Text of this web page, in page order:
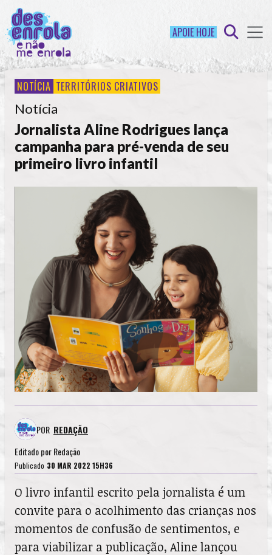
APOIE HOJE
NOTÍCIA TERRITÓRIOS CRIATIVOS
Notícia
Jornalista Aline Rodrigues lança
campanha para pré-venda de seu
primeiro livro infantil
POR REDAÇÃO
Editado porRedação
Publicado 30 MAR 2022 15H36
O livro infantil escrito pela jornalista é um
convite para o acolhimento das crianças nos
momentos de confusão de sentimentos, e
para viabilizar a publicação, Aline lançou